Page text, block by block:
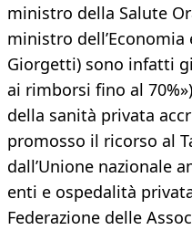
ministro della Salute
ministro dell’Economia
Giorgetti) sono infatti
ai rimborsi fino al
della sanità privata
promosso il ricorso al
dall’Unione nazionale
enti e ospedalità
Federazione delle